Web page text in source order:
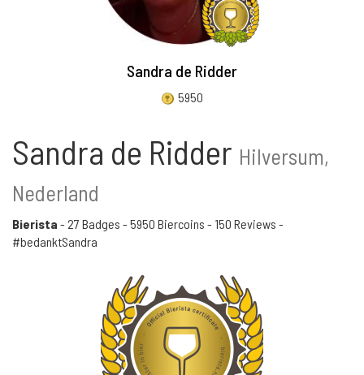
Sandra de Ridder
5950
Sandra de Ridder Hilversum,
Nederland
Bierista - 27 Badges - 5950 Biercoins - 150 Reviews -
#bedanktSandra